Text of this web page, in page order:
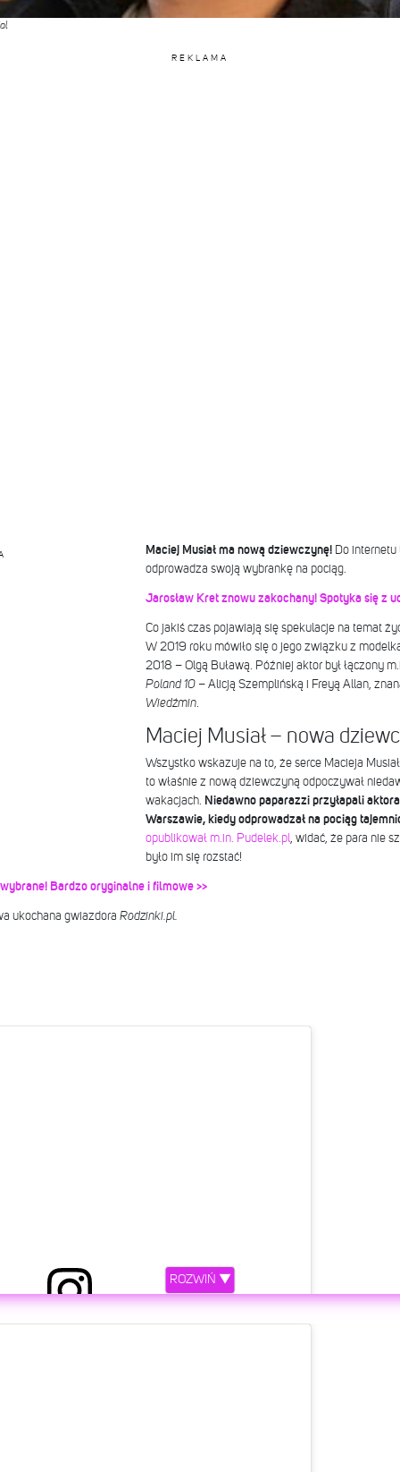
REKLAMA
Maciej Musiał ma nową dziewczynę!Do internetu
odprowadza swoją wybrankę na pociąg.
Jarosław Kret znowu zakochany! Spotyka się z
Co jakiś czas pojawiają się spekulacje na temat
W 2019 roku mówiło się o jego związku z
2018 – Olgą Buławą. Później aktor był łączony
Poland 10 – Alicją Szemplińską i Freyą Allan,
Wiedźmin.
Maciej Musiał – nowa
Wszystko wskazuje na to, że serce Macieja
to właśnie z nową dziewczyną odpoczywał
wakacjach. Niedawno paparazzi przyłapali
Warszawie, kiedy odprowadzał na pociąg
opublikował m.in. Pudelek.pl, widać, że para nie
było im się rozstać!
Bardzo oryginalne i filmowe >>
ukochana gwiazdora Rodzinki.pl.
ROZWIŃ ▼